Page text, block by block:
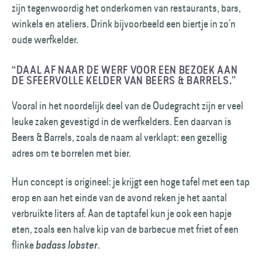
zijn tegenwoordig het onderkomen van restaurants, bars,
winkels en ateliers. Drink bijvoorbeeld een biertje in zo’n
oude werfkelder.
“DAAL AF NAAR DE WERF VOOR EEN BEZOEK AAN
DE SFEERVOLLE KELDER VAN BEERS & BARRELS.”
Vooral in het noordelijk deel van de Oudegracht zijn er veel
leuke zaken gevestigd in de werf­kelders. Een daarvan is
Beers & Barrels, zoals de naam al verklapt: een gezellig
adres om te borrelen met bier.
Hun concept is origineel: je krijgt een hoge tafel met een tap
erop en aan het einde van de avond reken je het aantal
verbruikte liters af. Aan de taptafel kun je ook een hapje
eten, zoals een halve kip van de barbecue met friet of een
flinkebadass lobster.